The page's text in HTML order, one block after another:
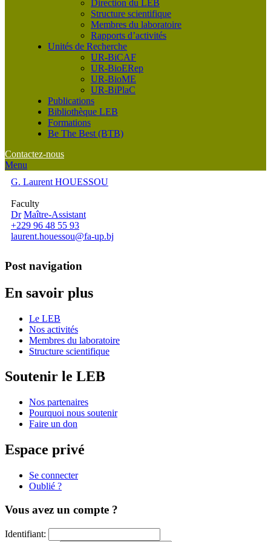
Direction du LEB
Structure scientifique
Membres du laboratoire
Rapports d’activités
Unités de Recherche
UR-BiCAF
UR-BioERep
UR-BioME
UR-BiPlaC
Publications
Bibliothèque LEB
Formations
Be The Best (BTB)
Contactez-nous
Menu
G. Laurent HOUESSOU
Faculty
Dr Maître-Assistant
+229 96 48 55 93
laurent.houessou@fa-up.bj
Post navigation
En savoir plus
Le LEB
Nos activités
Membres du laboratoire
Structure scientifique
Soutenir le LEB
Nos partenaires
Pourquoi nous soutenir
Faire un don
Espace privé
Se connecter
Oublié ?
Vous avez un compte ?
Identifiant: